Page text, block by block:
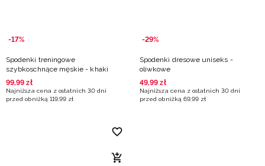
-17%
Spodenki treningowe
szybkoschnące męskie - khaki
99,99 zł
Najniższa cena z ostatnich 30 dni
przed obniżką 119,99 zł
-29%
Spodenki dresowe uniseks -
oliwkowe
49,99 zł
Najniższa cena z ostatnich 30 dni
przed obniżką 69,99 zł